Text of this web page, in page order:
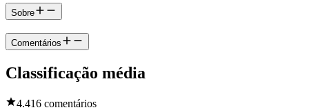
Sobre
Comentários
Classificação média
4.416 comentários